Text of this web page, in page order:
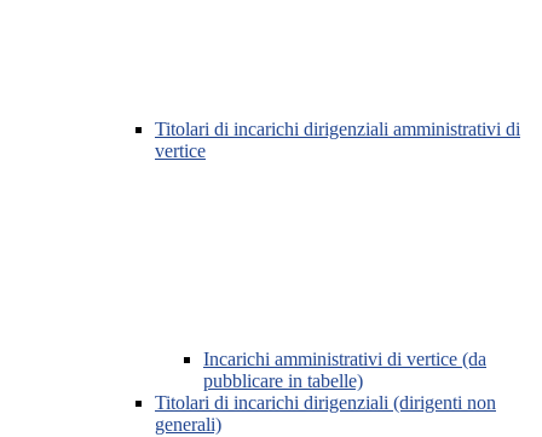
Titolari di incarichi dirigenziali amministrativi di
vertice
Incarichi amministrativi di vertice (da
pubblicare in tabelle)
Titolari di incarichi dirigenziali (dirigenti non
generali)